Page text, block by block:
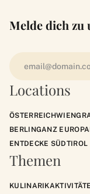
Locations
ÖSTERREICHWIEN
BERLINGANZ EUROPA
ENTDECKE SÜDTIROL
Themen
KULINARIK
Melde dich zu